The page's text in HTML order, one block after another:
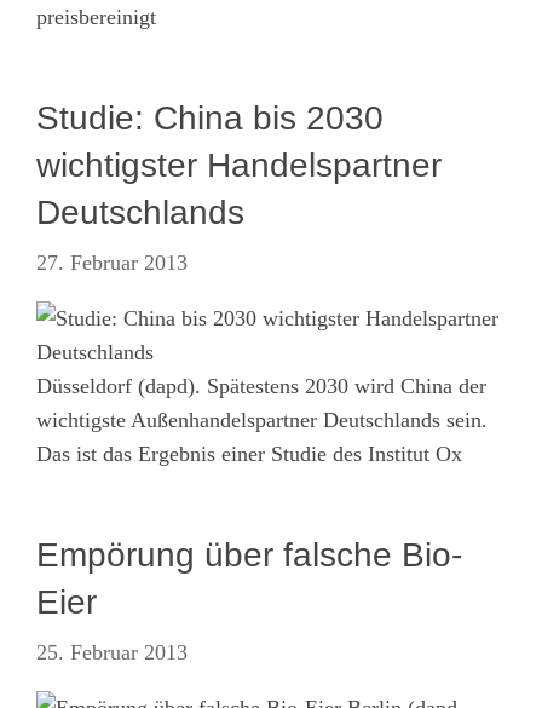
preisbereinigt
Studie: China bis 2030
wichtigster Handelspartner
Deutschlands
27. Februar 2013
Düsseldorf (dapd). Spätestens 2030 wird China der
wichtigste Außenhandelspartner Deutschlands sein.
Das ist das Ergebnis einer Studie des Institut Ox
Empörung über falsche Bio-
Eier
25. Februar 2013